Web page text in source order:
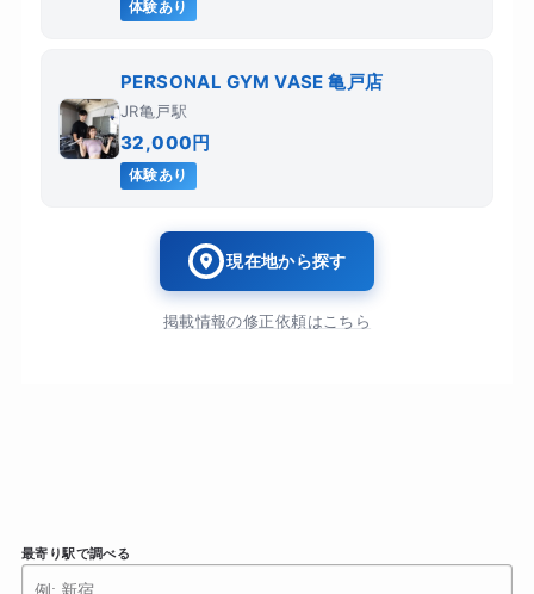
体験あり
PERSONAL GYM VASE 亀戸店
JR亀戸駅
32,000円
体験あり
現在地から探す
掲載情報の修正依頼はこちら
最寄り駅で調べる